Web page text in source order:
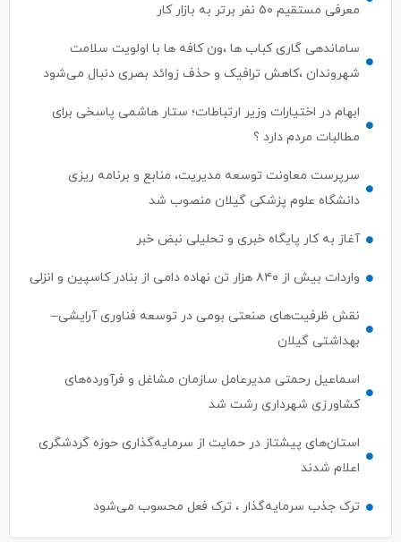
معرفی مستقیم ۵۰ نفر برتر به بازار کار
ساماندهی گاری کباب ها ،ون کافه ها با اولویت سلامت
شهروندان ،کاهش ترافیک و حذف زوائد بصری دنبال می‌شود
ابهام در اختیارات وزیر ارتباطات؛ ستار هاشمی پاسخی برای
مطالبات مردم دارد ؟
سرپرست معاونت توسعه مدیریت، منابع و برنامه ریزی
دانشگاه علوم پزشکی گیلان منصوب شد
آغاز به کار پایگاه خبری و تحلیلی نبض خبر
واردات بیش از ۸۴۰ هزار تن نهاده دامی از بنادر كاسپین و انزلی
نقش ظرفیت‌های صنعتی بومی در توسعه فناوری آرایشی–
بهداشتی گیلان
اسماعیل رحمتی مدیرعامل سازمان مشاغل و فرآورده‌های
کشاورزی شهرداری رشت شد
استان‌های پیشتاز در حمایت از سرمایه‌گذاری حوزه گردشگری
اعلام شدند
ترک جذب سرمایه‌گذار ، ترک فعل محسوب می‌شود